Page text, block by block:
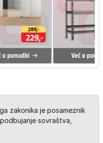
zakonika je posameznik
sovraštva,